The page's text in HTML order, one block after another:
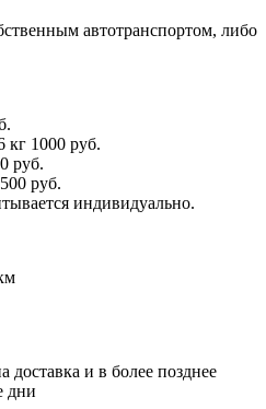
автотранспортом, либо
кг 1000 руб.
руб.
руб.
индивидуально.
и в более позднее
дни